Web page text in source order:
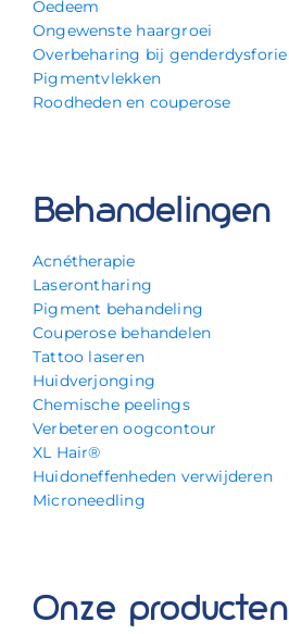
Oedeem
Ongewenste haargroei
Overbeharing bij genderdysforie
Pigmentvlekken
Roodheden en couperose
Behandelingen
Acnétherapie
Laserontharing
Pigment behandeling
Couperose behandelen
Tattoo laseren
Huidverjonging
Chemische peelings
Verbeteren oogcontour
XL Hair®
Huidoneffenheden verwijderen
Microneedling
Onze producten